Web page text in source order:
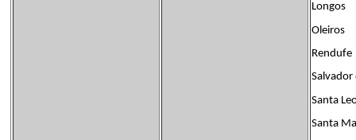
Longos
Oleiros
Rendufe
Salvador
Santa
Santa